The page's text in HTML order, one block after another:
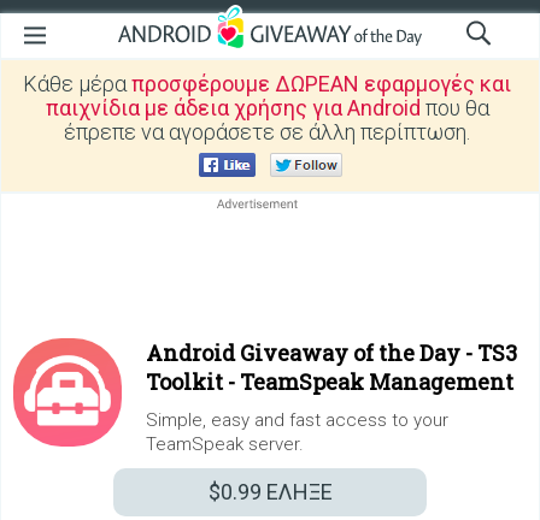
Κάθε μέραπροσφέρουμε ΔΩΡΕΑΝ εφαρμογές και
παιχνίδια με άδεια χρήσης για Android που θα
έπρεπε να αγοράσετε σε άλλη περίπτωση.
Android Giveaway of the Day - TS3
Toolkit - TeamSpeak Management
Simple, easy and fast access to your
TeamSpeak server.
$0.99 ΕΛΗΞΕ